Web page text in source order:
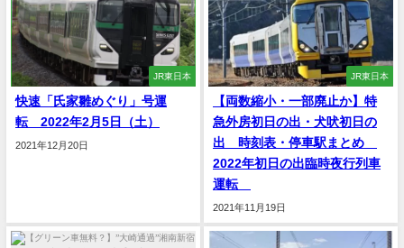
JR東日本
快速「氏家雛めぐり」号運
転 2022年2月5日（土）
2021年12月20日
JR東日本
【両数縮小・一部廃止か】特
急外房初日の出・犬吠初日の
出 時刻表・停車駅まとめ
2022年初日の出臨時夜行列車
運転
2021年11月19日